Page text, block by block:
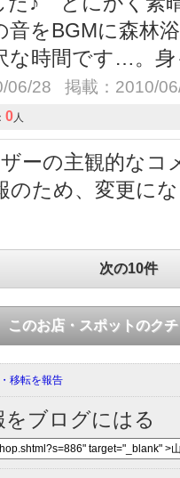
音をBGMに森林
時間です…。身
06/28 掲載：2010/
0人
ーの主観的なコ
のため、変更に
次の10件
このお店・スポットのク
移転を報告
ブログにはる